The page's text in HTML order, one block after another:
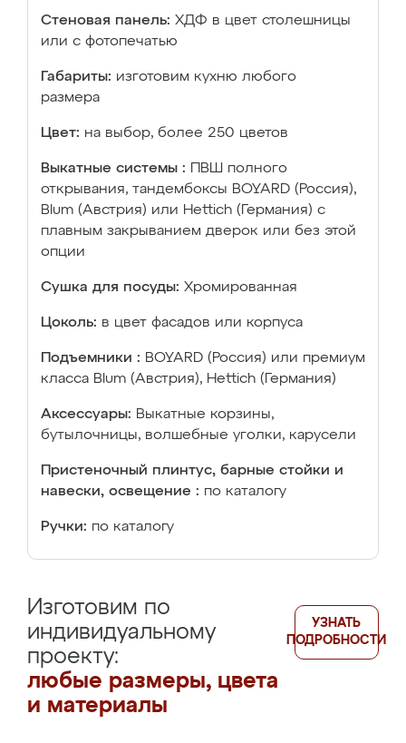
Стеновая панель: ХДФ в цвет столешницы
или с фотопечатью
Габариты: изготовим кухню любого
размера
Цвет: на выбор, более 250 цветов
Выкатные системы :
ПВШ полного
открывания, тандембоксы BOYARD (Россия),
Blum (Австрия) или Hettich (Германия) с
плавным закрыванием дверок или без этой
опции
Сушка для посуды: Хромированная
Цоколь: в цвет фасадов или корпуса
Подъемники : BOYARD (Россия) или премиум
класса Blum (Австрия), Hettich (Германия)
Аксессуары: Выкатные корзины,
бутылочницы, волшебные уголки, карусели
Пристеночный плинтус, барные стойки и
навески, освещение : по каталогу
Ручки: по каталогу
Изготовим по
индивидуальному
проекту:
любые размеры, цвета
и материалы
УЗНАТЬ
ПОДРОБНОСТИ